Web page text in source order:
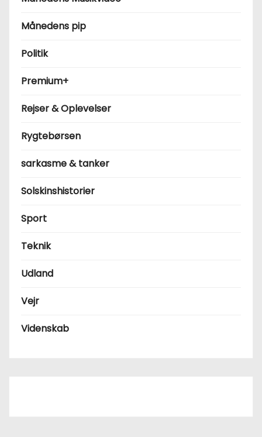
Månedens pip
Politik
Premium+
Rejser & Oplevelser
Rygtebørsen
sarkasme & tanker
Solskinshistorier
Sport
Teknik
Udland
Vejr
Videnskab